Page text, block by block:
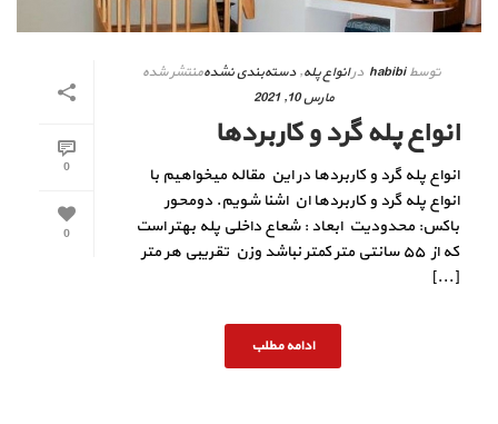
0
0
توسط habibi درانواع پله,دسته‌بندی نشدهمنتشر شده
مارس 10, 2021
انواع پله گرد و کاربردها
انواع پله گرد و کاربردها در این مقاله میخواهیم با
انواع پله گرد و کاربردها ان اشنا شویم. دومحور
باکس: محدودیت ابعاد : شعاع داخلی پله بهتر است
که از ۵۵ سانتی متر کمتر نباشد وزن تقریبی هر متر
[...]
ادامه مطلب